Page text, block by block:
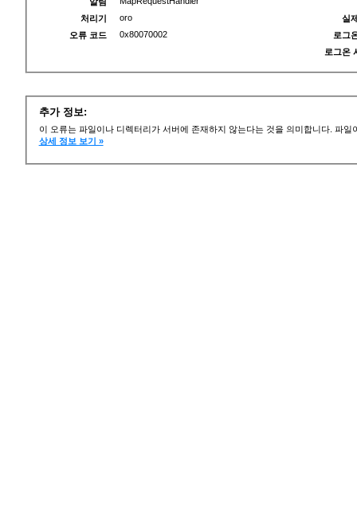
처리기
oro
오류 코드
0x80070002
실
로그
로그온
추가 정보:
이 오류는 파일이나 디렉터리가 서버에 존재하지 않는다는 것을 의미합니다. 파
상세 정보 보기 »